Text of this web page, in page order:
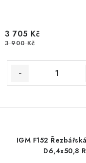
3 705 Kč
3 900 Kč
IGM F152
D6,4x50,8